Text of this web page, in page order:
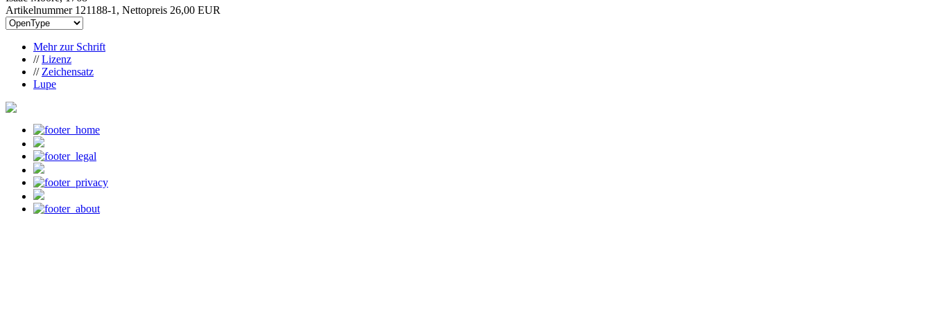
Artikelnummer 121188-1, Nettopreis 26,00 EUR
Mehr zur Schrift
//Lizenz
// Zeichensatz
Lupe